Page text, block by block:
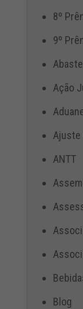
8º
9º
Ação
ANTT
Blog